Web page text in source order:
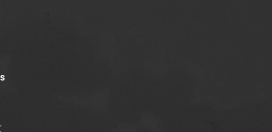
Tarnowskie Azoty : tygodnik. 1997